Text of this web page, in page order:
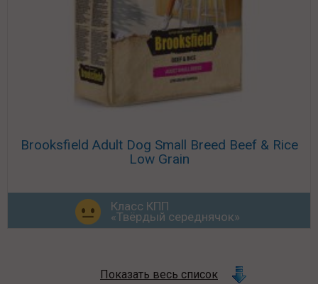
Brooksfield Adult Dog Small Breed Beef & Rice
Low Grain
Класс КПП
«Твёрдый середнячок»
Показать весь список